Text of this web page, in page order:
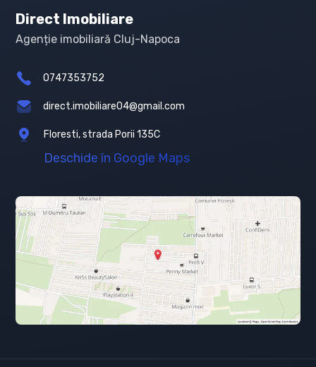
Direct Imobiliare
Agenție imobiliară Cluj-Napoca
0747353752
direct.imobiliare04@gmail.com
Floresti, strada Porii 135C
Deschide în Google Maps